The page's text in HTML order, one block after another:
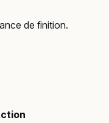
de finition.